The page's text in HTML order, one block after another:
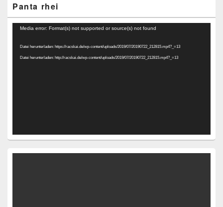
Panta rhei
Video-
Media error: Format(s) not supported or source(s) not found
Datei herunterladen: https://racskai.de/wp-content/uploads/2019/07/20190722_212815.mp4?_=13
Datei herunterladen: http://racskai.de/wp-content/uploads/2019/07/20190722_212815.mp4?_=13